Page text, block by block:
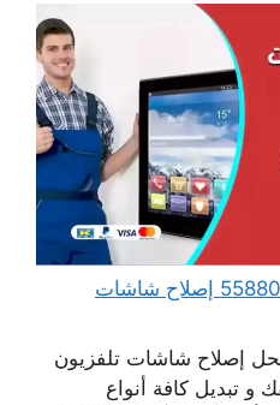
فني تصليح تلفزيونات 55880595 إصلاح شاشات
إصلاح شاشات تلفزيون
و تبديل كافة أنواع